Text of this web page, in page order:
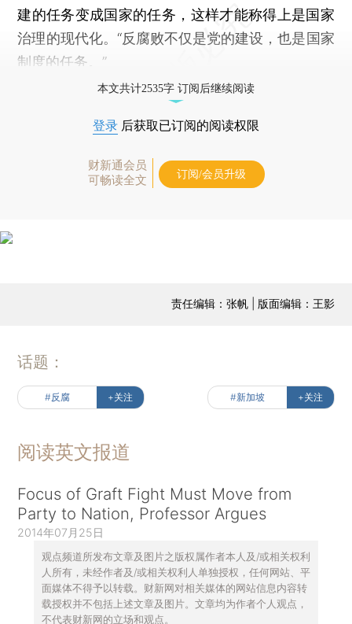
建的任务变成国家的任务，这样才能称得上是国家
治理的现代化。“反腐败不仅是党的建设，也是国家
制度的任务。”
本文共计2535字 订阅后继续阅读
登录 后获取已订阅的阅读权限
财新通会员
可畅读全文
订阅/会员升级
责任编辑：张帆 | 版面编辑：王影
话题：
#反腐 +关注 #新加坡 +关注
阅读英文报道
Focus of Graft Fight Must Move from
Party to Nation, Professor Argues
2014年07月25日
观点频道所发布文章及图片之版权属作者本人及/或相关权利
人所有，未经作者及/或相关权利人单独授权，任何网站、平
面媒体不得予以转载。财新网对相关媒体的网站信息内容转
载授权并不包括上述文章及图片。文章均为作者个人观点，
不代表财新网的立场和观点。